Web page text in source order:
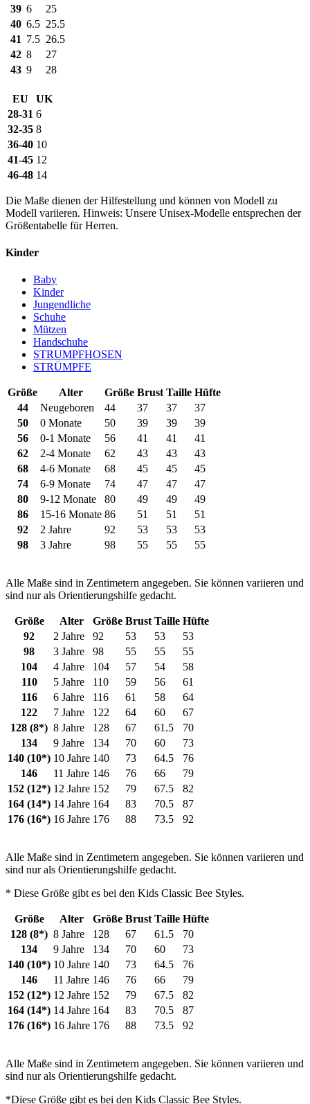
39 6
25
40 6.5 25.5
41 7.5 26.5
42 8
27
43 9 28
EU
UK
28-31 6
32-35 8
36-40 10
41-45 12
46-48 14
Die Maße dienen der Hilfestellung und können von Modell zu
Modell variieren. Hinweis: Unsere Unisex-Modelle entsprechen der
Größentabelle für Herren.
Kinder
Baby
Kinder
Jungendliche
Schuhe
Mützen
Handschuhe
STRUMPFHOSEN
STRÜMPFE
Größe Alter Größe Brust Taille Hüfte
44
Neugeboren 44 37 37
37
50
0 Monate 50 39 39
39
56
0-1 Monate 56 41 41
41
62
2-4 Monate 62 43 43
43
68
4-6 Monate 68 45 45
45
74
6-9 Monate 74 47 47
47
80
9-12 Monate 80 49 49
49
86
15-16 Monate 86 51 51
51
92
2 Jahre 92 53 53
53
98
3 Jahre 98 55 55 55
Alle Maße sind in Zentimetern angegeben. Sie können variieren und
sind nur als Orientierungshilfe gedacht.
Größe Alter Größe Brust Taille Hüfte
92
2 Jahre 92 53 53
53
98
3 Jahre 98 55 55
55
104
4 Jahre 104 57 54
58
110
5 Jahre 110 59 56
61
116
6 Jahre 116 61 58
64
122
7 Jahre 122 64 60
67
128 (8*) 8 Jahre 128 67 61.5
70
134
9 Jahre 134 70 60
73
140 (10*) 10 Jahre 140 73 64.5
76
146
11 Jahre 146 76 66
79
152 (12*) 12 Jahre 152 79 67.5
82
164 (14*) 14 Jahre 164 83 70.5
87
176 (16*) 16 Jahre 176 88 73.5 92
Alle Maße sind in Zentimetern angegeben. Sie können variieren und
sind nur als Orientierungshilfe gedacht.
* Diese Größe gibt es bei den Kids Classic Bee Styles.
Größe Alter Größe Brust Taille Hüfte
128 (8*) 8 Jahre 128 67 61.5
70
134
9 Jahre 134 70 60
73
140 (10*) 10 Jahre 140 73 64.5
76
146
11 Jahre 146 76 66
79
152 (12*) 12 Jahre 152 79 67.5
82
164 (14*) 14 Jahre 164 83 70.5
87
176 (16*) 16 Jahre 176 88 73.5 92
Alle Maße sind in Zentimetern angegeben. Sie können variieren und
sind nur als Orientierungshilfe gedacht.
*Diese Größe gibt es bei den Kids Classic Bee Styles.